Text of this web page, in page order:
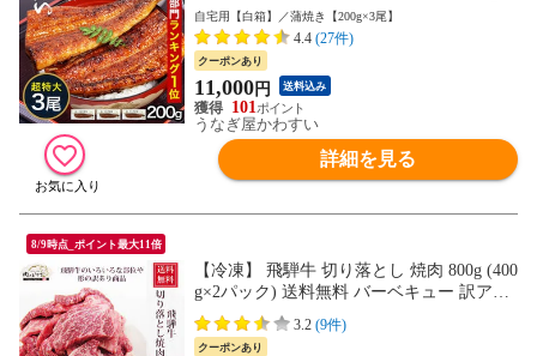
尾 送料無料 ウナギ 蒲焼き 食品 ギフト 誕
生日プレゼント 母親 父親 グルメ 海鮮 人
気 お中元 内祝 食べ物【のし対応可】
自宅用【白箱】／蒲焼き【200g×3尾】
4.4 (27件)
クーポンあり
11,000円 送料込み
101
うなぎ屋かわすい
詳細を見る
8/9時点_ポイント最大11倍
【冷凍】 飛騨牛 切り落とし 焼肉 800g (400
g×2パック) 送料無料 バーベキュー 訳アリ
訳あり わけあり 肉 おうち焼き肉 黒毛和牛
お試し hrp
3.2 (9件)
クーポンあり